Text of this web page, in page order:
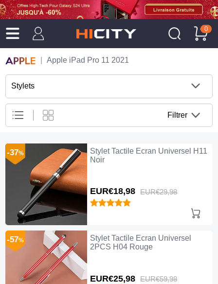
0
Apple iPad Pro 11 2021
Stylets
Filtrer
Stylet Tactile Ecran Universel H11
Noir
EUR€18,98 EUR€29,98
-37%
Stylet Tactile Ecran Universel
2PCS H04 Rouge
EUR€25,98 EUR€59,98
-57%